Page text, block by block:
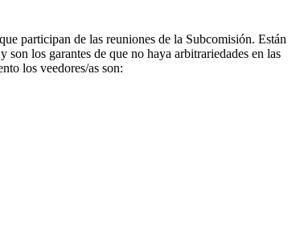
participan de las reuniones de la Subcomisión. Están
son los garantes de que no haya arbitrariedades en las
los veedores/as son: